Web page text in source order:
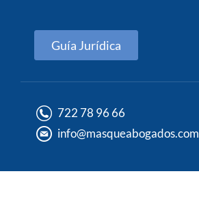
Guía Jurídica
722 78 96 66
info@masqueabogados.com